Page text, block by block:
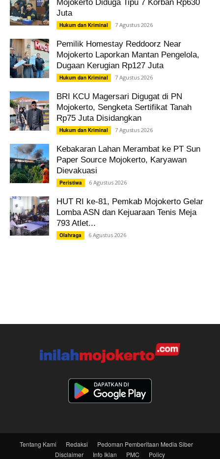
Mojokerto Diduga Tipu 7 Korban Rp630
Juta
Hukum dan Kriminal 7 Agustus 2026
Pemilik Homestay Reddoorz Near
Mojokerto Laporkan Mantan Pengelola,
Dugaan Kerugian Rp127 Juta
Hukum dan Kriminal 7 Agustus 2026
BRI KCU Magersari Digugat di PN
Mojokerto, Sengketa Sertifikat Tanah
Rp75 Juta Disidangkan
Hukum dan Kriminal 7 Agustus 2026
Kebakaran Lahan Merambat ke PT Sun
Paper Source Mojokerto, Karyawan
Dievakuasi
Peristiwa 6 Agustus 2026
HUT RI ke-81, Pemkab Mojokerto Gelar
Lomba ASN dan Kejuaraan Tenis Meja
793 Atlet...
Olahraga 6 Agustus 2026
Tentang Kami Redaksi
Pedoman Pemberitaan Media Siber
Disclaimer
Info Iklan PMC Policy